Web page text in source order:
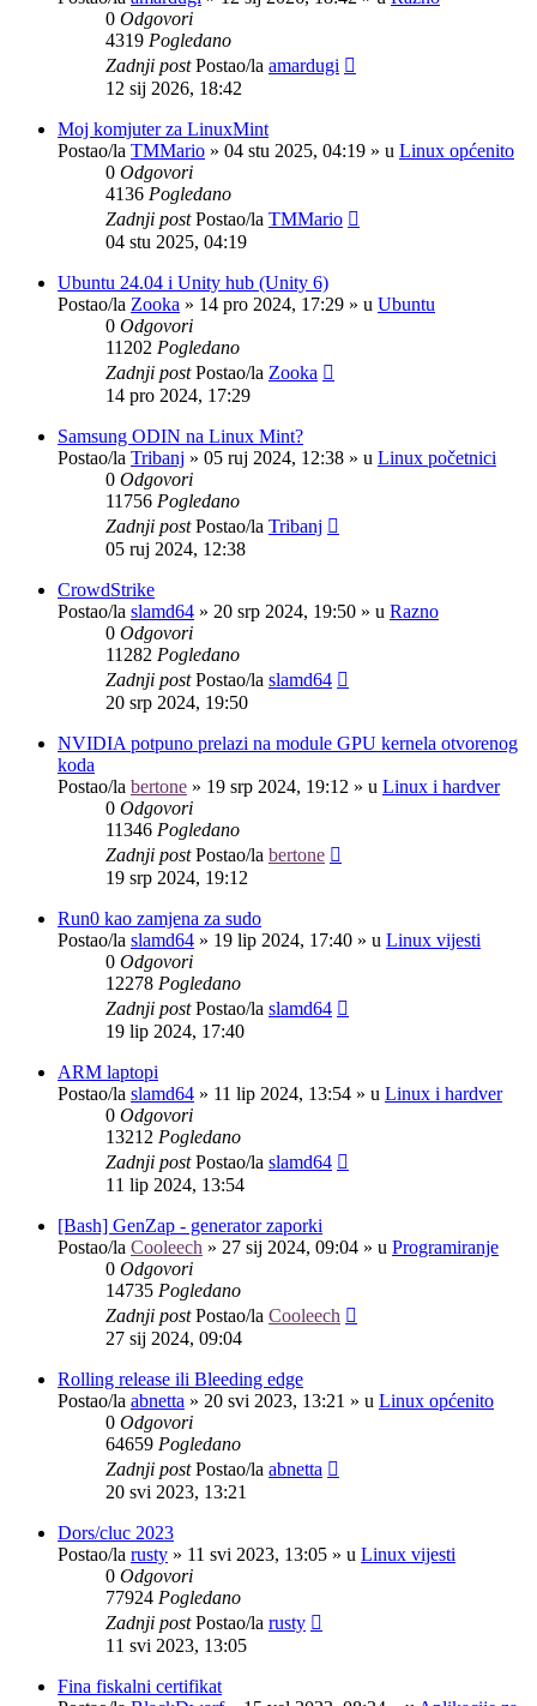
0 Odgovori
4319 Pogledano
Zadnji postPostao/la amardugi
12 sij 2026, 18:42
Moj komjuter za LinuxMint
Postao/la TMMario » 04 stu 2025, 04:19 » u Linux općenito
0 Odgovori
4136 Pogledano
Zadnji postPostao/la TMMario
04 stu 2025, 04:19
Ubuntu 24.04 i Unity hub (Unity 6)
Postao/la Zooka » 14 pro 2024, 17:29 » u Ubuntu
0 Odgovori
11202 Pogledano
Zadnji postPostao/la Zooka
14 pro 2024, 17:29
Samsung ODIN na Linux Mint?
Postao/la Tribanj » 05 ruj 2024, 12:38 » u Linux početnici
0 Odgovori
11756 Pogledano
Zadnji postPostao/la Tribanj
05 ruj 2024, 12:38
CrowdStrike
Postao/la slamd64 » 20 srp 2024, 19:50 » u Razno
0 Odgovori
11282 Pogledano
Zadnji postPostao/la slamd64
20 srp 2024, 19:50
NVIDIA potpuno prelazi na module GPU kernela otvorenog
koda
Postao/la bertone » 19 srp 2024, 19:12 » u Linux i hardver
0 Odgovori
11346 Pogledano
Zadnji postPostao/la bertone
19 srp 2024, 19:12
Run0 kao zamjena za sudo
Postao/la slamd64 » 19 lip 2024, 17:40 » u Linux vijesti
0 Odgovori
12278 Pogledano
Zadnji postPostao/la slamd64
19 lip 2024, 17:40
ARM laptopi
Postao/la slamd64 » 11 lip 2024, 13:54 » u Linux i hardver
0 Odgovori
13212 Pogledano
Zadnji postPostao/la slamd64
11 lip 2024, 13:54
[Bash] GenZap - generator zaporki
Postao/la Cooleech » 27 sij 2024, 09:04 » u Programiranje
0 Odgovori
14735 Pogledano
Zadnji postPostao/la Cooleech
27 sij 2024, 09:04
Rolling release ili Bleeding edge
Postao/la abnetta » 20 svi 2023, 13:21 » u Linux općenito
0 Odgovori
64659 Pogledano
Zadnji postPostao/la abnetta
20 svi 2023, 13:21
Dors/cluc 2023
Postao/la rusty » 11 svi 2023, 13:05 » u Linux vijesti
0 Odgovori
77924 Pogledano
Zadnji postPostao/la rusty
11 svi 2023, 13:05
Fina fiskalni certifikat